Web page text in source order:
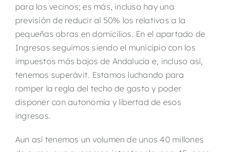
para los vecinos; es más, incluso hay una
previsión de reducir al 50% los relativos a la
pequeñas obras en domicilios. En el apartado de
Ingresos seguimos siendo el municipio con los
impuestos más bajos de Andalucía e, incluso así,
tenemos superávit. Estamos luchando para
romper la regla del techo de gasto y poder
disponer con autonomía y libertad de esos
ingresos.
Aun así tenemos un volumen de unos 40 millones